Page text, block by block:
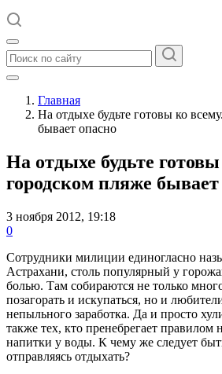
Главная
На отдыхе будьте готовы ко
бывает опасно
На отдыхе будьте
городском пляже бывает
3 ноября 2012, 19:18
0
Сотрудники милиции единогласно
Астрахани, столь популярный у
болью. Там собираются не только
позагорать и искупаться, но и
непыльного заработка. Да и просто
также тех, кто пренебрегает правилом
напитки у воды. К чему же следует
отправляясь отдыхать?